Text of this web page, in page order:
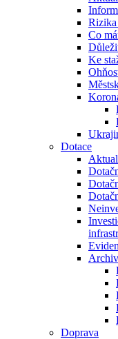
Rizika
Co
Ke
Dotace
Archiv
Doprava